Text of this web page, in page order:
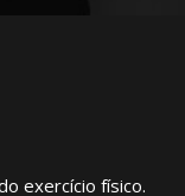
exercício físico.